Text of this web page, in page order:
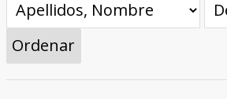
Ordenar